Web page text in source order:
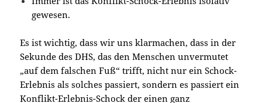
gewesen.
Es ist wichtig, dass wir uns klarmachen, dass in der
Sekunde des DHS, das den Menschen unvermutet
„auf dem falschen Fuß“ trifft, nicht nur ein Schock-
Erlebnis als solches passiert, sondern es passiert ein
Konflikt-Erlebnis-Schock der einen ganz